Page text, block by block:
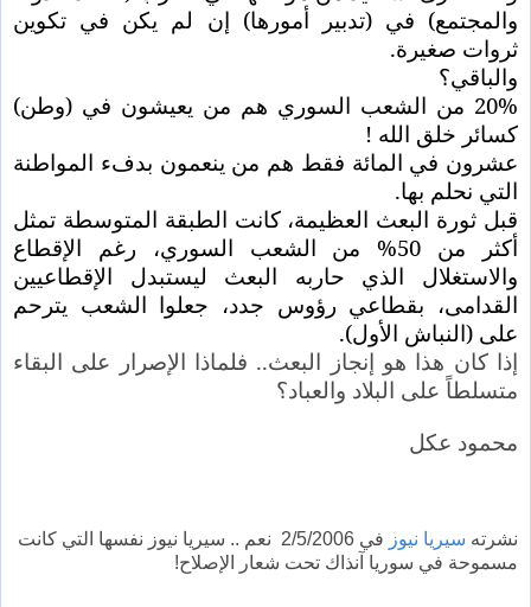
والمجتمع) في (تدبير أمورها) إن لم يكن في تكوين
ثروات صغيرة.
والباقي؟
20% من الشعب السوري هم من يعيشون في (وطن)
كسائر خلق الله !
عشرون في المائة فقط هم من ينعمون بدفء المواطنة
التي نحلم بها.
قبل ثورة البعث العظيمة، كانت الطبقة المتوسطة تمثل
أكثر من 50% من الشعب السوري، رغم الإقطاع
والاستغلال الذي حاربه البعث ليستبدل الإقطاعيين
القدامى، بقطاعي رؤوس جدد، جعلوا الشعب يترحم
على (النباش الأول).
إذا كان هذا هو إنجاز البعث.. فلماذا الإصرار على البقاء
متسلطاً على البلاد والعباد؟
محمود عكل
نشرته سيريا نيوز
في 2/5/2006 نعم .. سيريا نيوز نفسها التي كانت
مسموحة في سوريا آنذاك تحت شعار الإصلاح!